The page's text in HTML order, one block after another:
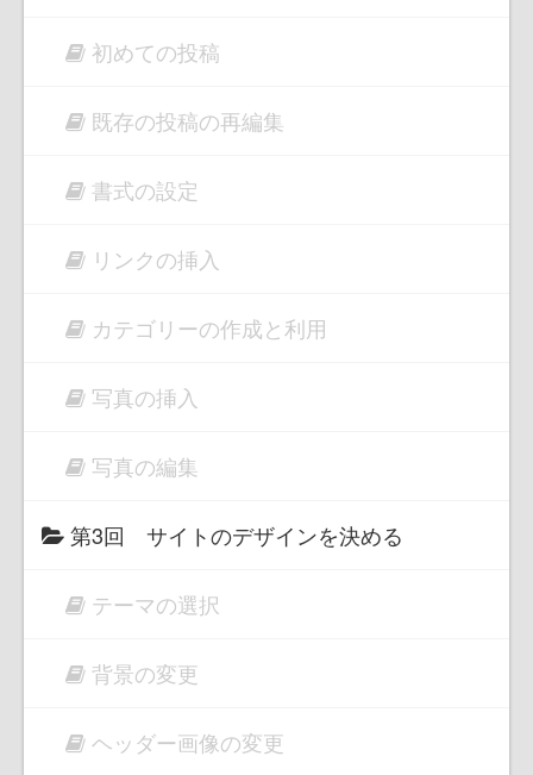
初めての投稿
既存の投稿の再編集
書式の設定
リンクの挿入
カテゴリーの作成と利用
写真の挿入
写真の編集
第3回 サイトのデザインを決める
テーマの選択
背景の変更
ヘッダー画像の変更